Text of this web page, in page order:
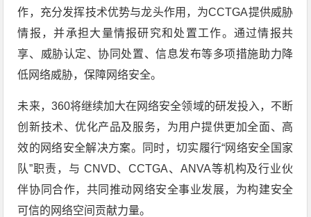
作，充分发挥技术优势与龙头作用，为CCTGA提供威胁
情报，并承担大量情报研究和处置工作。通过情报共
享、威胁认定、协同处置、信息发布等多项措施助力降
低网络威胁，保障网络安全。
未来，360将继续加大在网络安全领域的研发投入，不断
创新技术、优化产品及服务，为用户提供更加全面、高
效的网络安全解决方案。同时，切实履行“网络安全国家
队”职责，与 CNVD、CCTGA、ANVA等机构及行业伙
伴协同合作，共同推动网络安全事业发展，为构建安全
可信的网络空间贡献力量。